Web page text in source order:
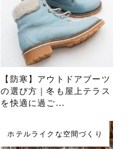
【防寒】アウトドアブーツ
の選び方｜冬も屋上テラス
を快適に過ご...
ホテルライクな空間づくり